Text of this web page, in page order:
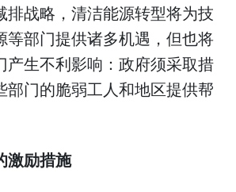
排战略，清洁能源转型将为技
等部门提供诸多机遇，但也将
产生不利影响：政府须采取措
部门的脆弱工人和地区提供帮
激励措施